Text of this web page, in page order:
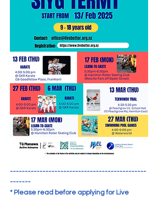
----------------------------------------------
-------
* Please read before applying for Live